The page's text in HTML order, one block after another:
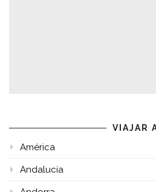
VIAJAR
América
Andalucía